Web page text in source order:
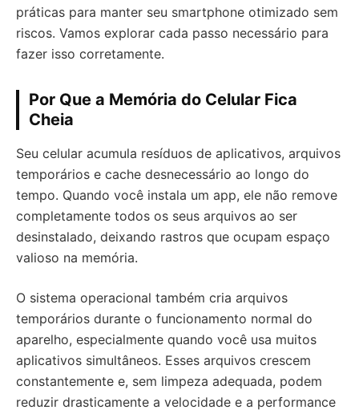
práticas para manter seu smartphone otimizado sem
riscos. Vamos explorar cada passo necessário para
fazer isso corretamente.
Por Que a Memória do Celular Fica
Cheia
Seu celular acumula resíduos de aplicativos, arquivos
temporários e cache desnecessário ao longo do
tempo. Quando você instala um app, ele não remove
completamente todos os seus arquivos ao ser
desinstalado, deixando rastros que ocupam espaço
valioso na memória.
O sistema operacional também cria arquivos
temporários durante o funcionamento normal do
aparelho, especialmente quando você usa muitos
aplicativos simultâneos. Esses arquivos crescem
constantemente e, sem limpeza adequada, podem
reduzir drasticamente a velocidade e a performance